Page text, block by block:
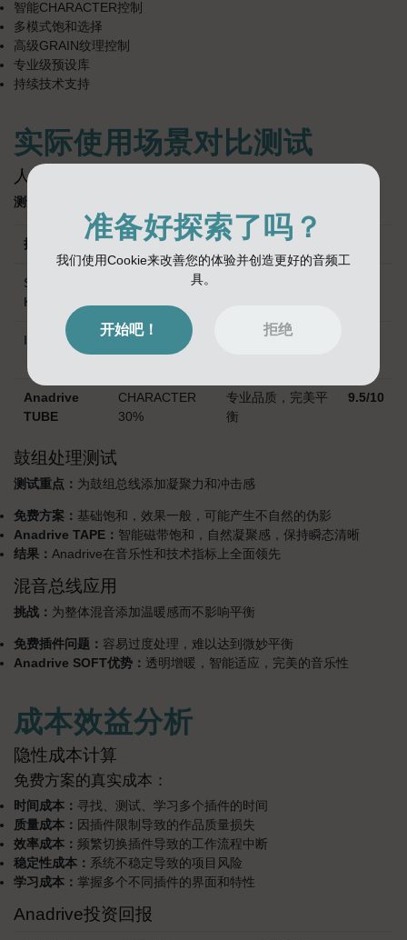
准备好探索了吗？
我们使用Cookie来改善您的体验并创造更好的音频工
具。
开始吧！ 拒绝
智能CHARACTER控制
多模式饱和选择
高级GRAIN纹理控制
专业级预设库
持续技术支持
实际使用场景对比测试
人声饱和处理
测试素材：
插件 设置 结果评价
Saturation
Knob
IVGI 磁带模式
有一定特色，控制
Anadrive
TUBE
CHARACTER
30%
专业品质，完美平
衡
9.5/10
鼓组处理测试
测试重点： 为鼓组总线添加凝聚力和冲击感
免费方案： 基础饱和，效果一般，可能产生不自然的伪影
Anadrive TAPE： 智能磁带饱和，自然凝聚感，保持瞬态清晰
结果： Anadrive在音乐性和技术指标上全面领先
混音总线应用
挑战： 为整体混音添加温暖感而不影响平衡
免费插件问题： 容易过度处理，难以达到微妙平衡
Anadrive SOFT优势： 透明增暖，智能适应，完美的音乐性
成本效益分析
隐性成本计算
免费方案的真实成本：
时间成本： 寻找、测试、学习多个插件的时间
质量成本： 因插件限制导致的作品质量损失
效率成本： 频繁切换插件导致的工作流程中断
稳定性成本： 系统不稳定导致的项目风险
学习成本： 掌握多个不同插件的界面和特性
Anadrive投资回报